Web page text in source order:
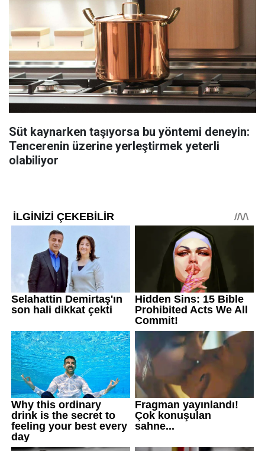
Süt kaynarken taşıyorsa bu yöntemi deneyin:
Tencerenin üzerine yerleştirmek yeterli
olabiliyor